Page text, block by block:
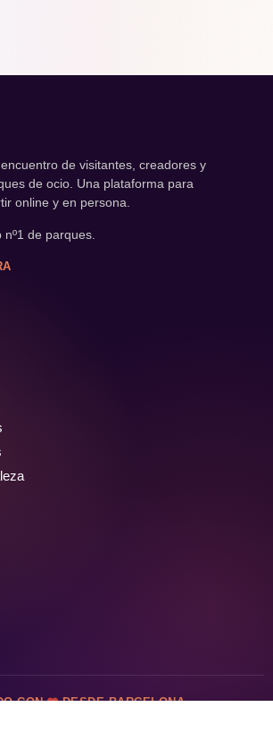
de visitantes, creadores y
de ocio. Una plataforma para
online y en persona.
de parques.
CON DESDE BARCELONA